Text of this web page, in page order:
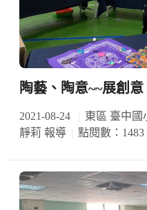
陶藝、陶意~~展創意
2021-08-24
東區 臺中國
靜莉 報導
點閱數：1483